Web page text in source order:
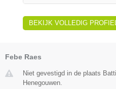
BEKIJK VOLLEDIG PROFIEL
Febe Raes
Niet gevestigd in de plaats
Henegouwen.